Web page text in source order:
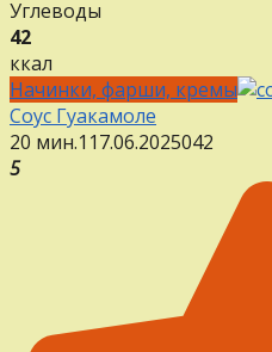
Углеводы
42
ккал
Начинки, фарши, кремы
Соус Гуакамоле
20 мин.1 17.06.2025042
5